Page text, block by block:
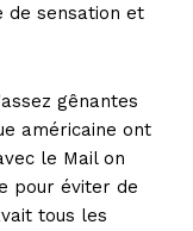
de sensation et
gênantes
américaine ont
le Mail on
pour éviter de
tous les